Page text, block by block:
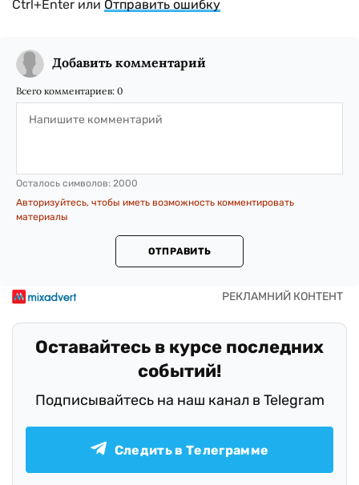
Ctrl+Enter или Отправить ошибку
Добавить комментарий
Всего комментариев: 0
Осталось символов: 2000
Авторизуйтесь, чтобы иметь возможность комментировать
материалы
ОТПРАВИТЬ
Оставайтесь в курсе последних
событий!
Подписывайтесь на наш канал в Telegram
Следить в Телеграмме